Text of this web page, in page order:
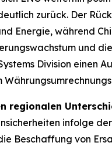
zurück. Der
Energie, während
und
Division einen
regionalen
infolge
Beschaffung von